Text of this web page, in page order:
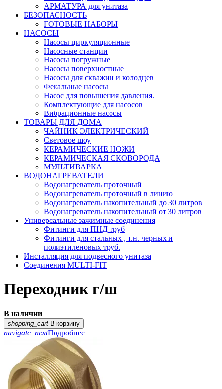
АРМАТУРА для унитаза
БЕЗОПАСНОСТЬ
ГОТОВЫЕ НАБОРЫ
НАСОСЫ
Насосы циркуляционные
Насосные станции
Насосы погружные
Насосы поверхностные
Насосы для скважин и колодцев
Фекальные насосы
Насос для повышения давления.
Комплектующие для насосов
Вибрационные насосы
ТОВАРЫ ДЛЯ ДОМА
ЧАЙНИК ЭЛЕКТРИЧЕСКИЙ
Световое шоу
КЕРАМИЧЕСКИЕ НОЖИ
КЕРАМИЧЕСКАЯ СКОВОРОДА
МУЛЬТИВАРКА
ВОДОНАГРЕВАТЕЛИ
Водонагреватель проточный
Водонагреватель проточный в линию
Водонагреватель накопительный до 30 литров
Водонагреватель накопительный от 30 литров
Универсальные зажимные соединения
Фитинги для ПНД труб
Фитинги для стальных , т.н. черных и
полиэтиленовых труб.
Инсталляция для подвесного унитаза
Соединения MULTI-FIT
Переходник г/ш
В наличии
shopping_cart В корзину
navigate_nextПодробнее